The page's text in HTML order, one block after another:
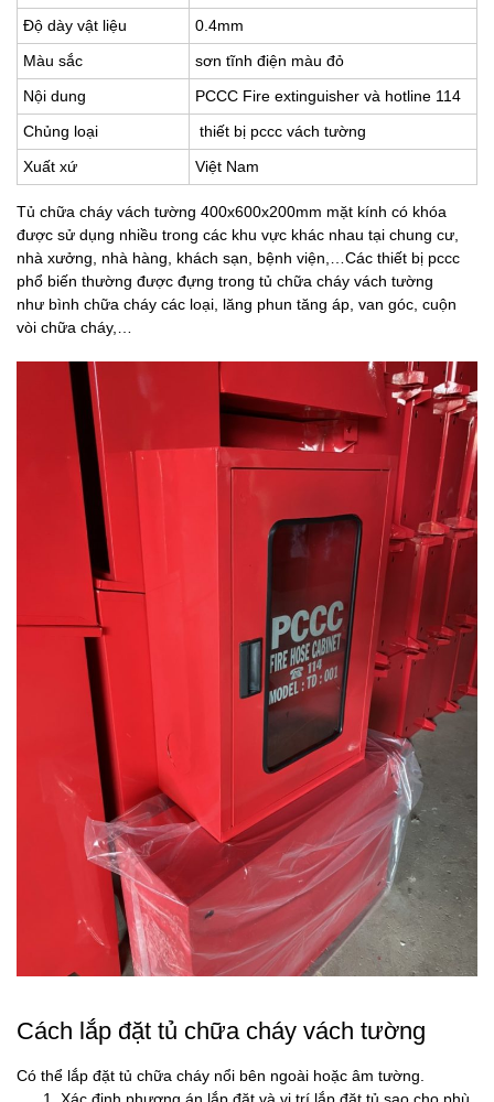
Độ dày vật liệu
0.4mm
Màu sắc
sơn tĩnh điện màu đỏ
Nội dung
PCCC Fire extinguisher và hotline 114
Chủng loại
thiết bị pccc vách tường
Xuất xứ
Việt Nam
Tủ chữa cháy vách tường 400x600x200mm mặt kính có khóa
được sử dụng nhiều trong các khu vực khác nhau tại chung cư,
nhà xưởng, nhà hàng, khách sạn, bệnh viện,…Các thiết bị pccc
phổ biến thường được đựng trong tủ chữa cháy vách tường
như bình chữa cháy các loại, lăng phun tăng áp, van góc, cuộn
vòi chữa cháy,…
Cách lắp đặt tủ chữa cháy vách tường
Có thể lắp đặt tủ chữa cháy nổi bên ngoài hoặc âm tường.
Xác định phương án lắp đặt và vị trí lắp đặt tủ sao cho phù